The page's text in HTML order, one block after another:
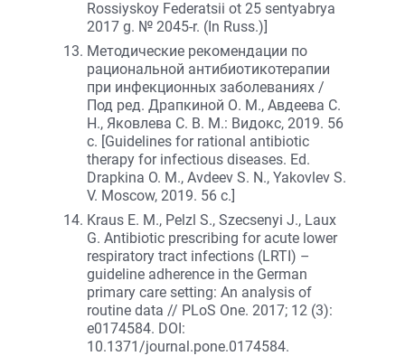
Rossiyskoy Federatsii ot 25 sentyabrya
2017 g. № 2045-r. (In Russ.)]
Методические рекомендации по
рациональной антибиотикотерапии
при инфекционных заболеваниях /
Под ред. Драпкиной О. М., Авдеева С.
Н., Яковлева С. В. М.: Видокс, 2019. 56
с. [Guidelines for rational antibiotic
therapy for infectious diseases. Ed.
Drapkina O. M., Avdeev S. N., Yakovlev S.
V. Moscow, 2019. 56 с.]
Kraus E. M., Pelzl S., Szecsenyi J., Laux
G. Antibiotic prescribing for acute lower
respiratory tract infections (LRTI) –
guideline adherence in the German
primary care setting: An analysis of
routine data // PLoS One. 2017; 12 (3):
e0174584. DOI:
10.1371/journal.pone.0174584.